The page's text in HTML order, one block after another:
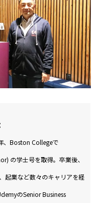
、Boston Collegeで
の学士号を取得。卒業後、
起業など数々のキャリアを経
のSenior Business